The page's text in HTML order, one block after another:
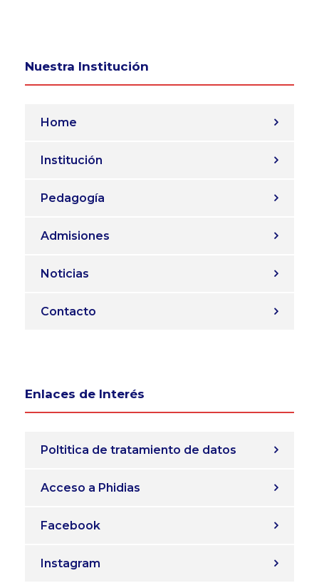
Nuestra Institución
Home
Institución
Pedagogía
Admisiones
Noticias
Contacto
Enlaces de Interés
Poltitica de tratamiento de datos
Acceso a Phidias
Facebook
Instagram